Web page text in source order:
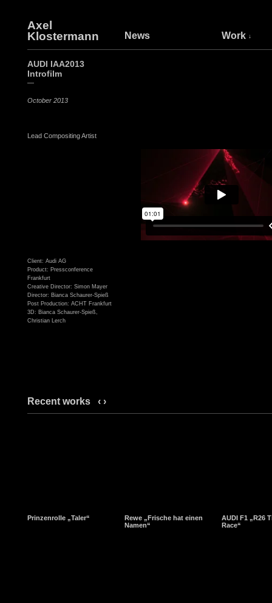
Axel
Klostermann
News Work
AUDI IAA2013
Introfilm
—
October 2013
Lead Compositing Artist
Client: Audi AG
Product: Pressconference
Frankfurt
Creative Director: Simon Mayer
Director: Bianca Schaurer-Spieß
Post Production: ACHT Frankfurt
3D: Bianca Schaurer-Spieß,
Christian Lerch
Recent works ‹ ›
Prinzenrolle „Taler“
Rewe „Frische hat einen
Namen“
AUDI F1 „R26
Race“